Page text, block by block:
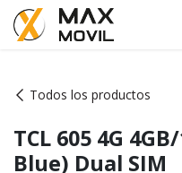
Ir al contenido
Todos los productos
TCL 605 4G
Blue) Dual SIM